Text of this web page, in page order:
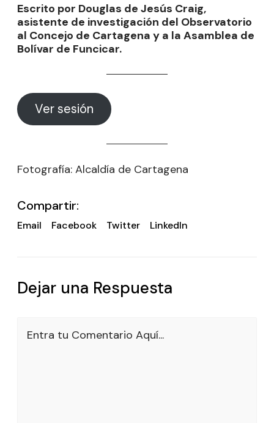
Escrito por Douglas de Jesús Craig,
asistente de investigación del Observatorio
al Concejo de Cartagena y a la Asamblea de
Bolívar de Funcicar.
Ver sesión
Fotografía: Alcaldía de Cartagena
Compartir:
Email Facebook Twitter LinkedIn
Dejar una Respuesta
Entra tu Comentario Aquí...